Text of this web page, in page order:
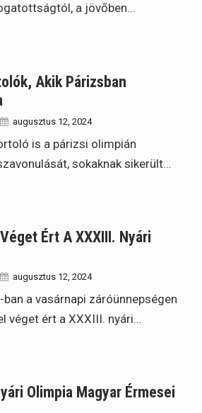
a jövőben…
Akik Párizsban
augusztus 12, 2024
is a párizsi olimpián
sokaknak sikerült…
Ért A XXXIII. Nyári
augusztus 12, 2024
a vasárnapi záróünnepségen
véget ért a XXXIII. nyári…
Olimpia Magyar Érmesei